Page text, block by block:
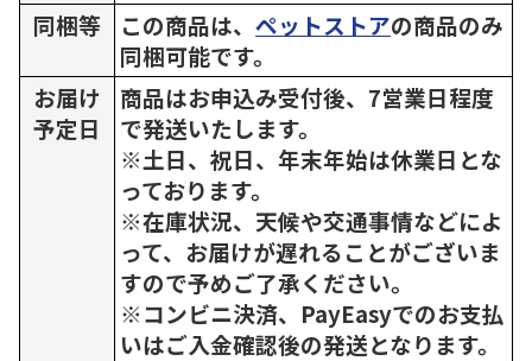
同梱等
この商品は、 ペットストアの商品のみ
同梱可能です。
お届け
予定日
商品はお申込み受付後、7営業日程度
で発送いたします。
※土日、祝日、年末年始は休業日とな
っております。
※在庫状況、天候や交通事情などによ
って、お届けが遅れることがございま
すので予めご了承ください。
※コンビニ決済、PayEasyでのお支払
いはご入金確認後の発送となります。